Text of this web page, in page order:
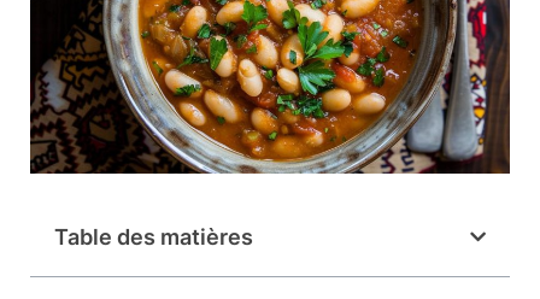
Table des matières